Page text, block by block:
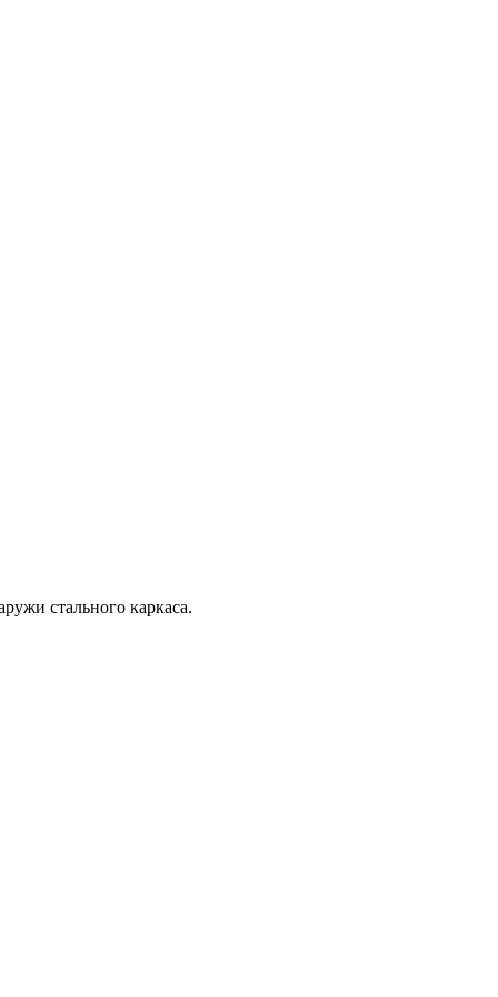
стального каркаса.